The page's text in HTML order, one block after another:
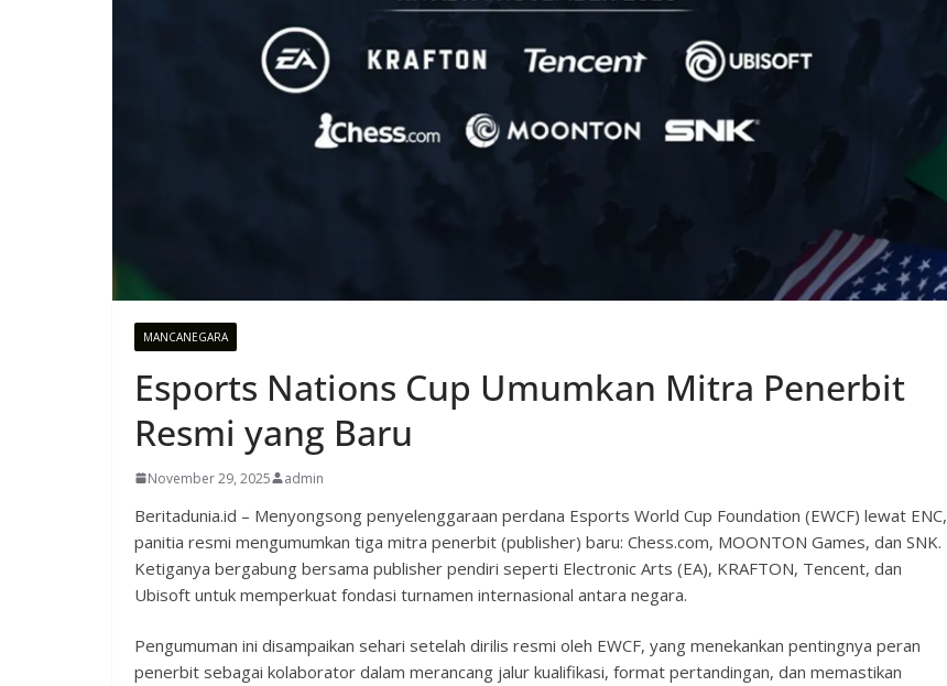
MANCANEGARA
Esports Nations Cup Umumkan Mitra Penerbit
Resmi yang Baru
November 29, 2025 admin
Beritadunia.id – Menyongsong penyelenggaraan perdana Esports World Cup Foundation (EWCF) lewat ENC,
panitia resmi mengumumkan tiga mitra penerbit (publisher) baru: Chess.com, MOONTON Games, dan SNK.
Ketiganya bergabung bersama publisher pendiri seperti Electronic Arts (EA), KRAFTON, Tencent, dan
Ubisoft untuk memperkuat fondasi turnamen internasional antara negara.
Pengumuman ini disampaikan sehari setelah dirilis resmi oleh EWCF, yang menekankan pentingnya peran
penerbit sebagai kolaborator dalam merancang jalur kualifikasi, format pertandingan, dan memastikan